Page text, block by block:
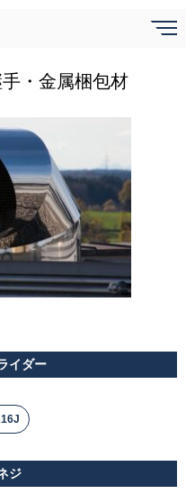
・金属梱包材
イダー
ジ